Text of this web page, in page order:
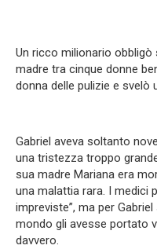
Un ricco milionario
madre tra cinque donne
donna delle pulizie e svelò
Gabriel aveva soltanto
una tristezza troppo
sua madre Mariana era
una malattia rara. I medici
impreviste”, ma per
mondo gli avesse portato
davvero.